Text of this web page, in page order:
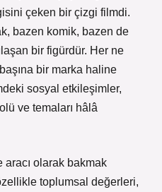
çeken bir çizgi filmdi.
bazen komik, bazen de
bir figürdür. Her ne
bir marka haline
sosyal etkileşimler,
ve temaları hâlâ
aracı olarak bakmak
toplumsal değerleri,